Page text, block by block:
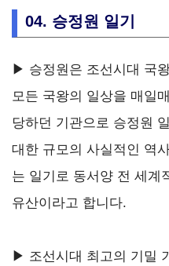
04. 승정원 일기
▶ 승정원은 조선시대 국
모든 국왕의 일상을 매일
당하던 기관으로 승정원
대한 규모의 사실적인 역
는 일기로 동서양 전 세계
유산이라고 합니다.
▶ 조선시대 최고의 기밀